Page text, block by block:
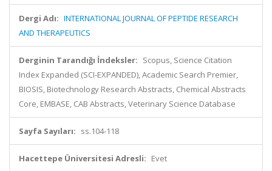
Dergi Adı: INTERNATIONAL JOURNAL OF PEPTIDE RESEARCH
AND THERAPEUTICS
Derginin Tarandığı İndeksler: Scopus, Science Citation
Index Expanded (SCI-EXPANDED), Academic Search Premier,
BIOSIS, Biotechnology Research Abstracts, Chemical Abstracts
Core, EMBASE, CAB Abstracts, Veterinary Science Database
Sayfa Sayıları: ss.104-118
Hacettepe Üniversitesi Adresli: Evet